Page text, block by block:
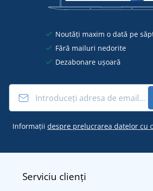
Noutăți maxim o dată pe
Fără mailuri nedorite
Dezabonare ușoară
Informații despre prelucrarea datelor cu
Serviciu clienți